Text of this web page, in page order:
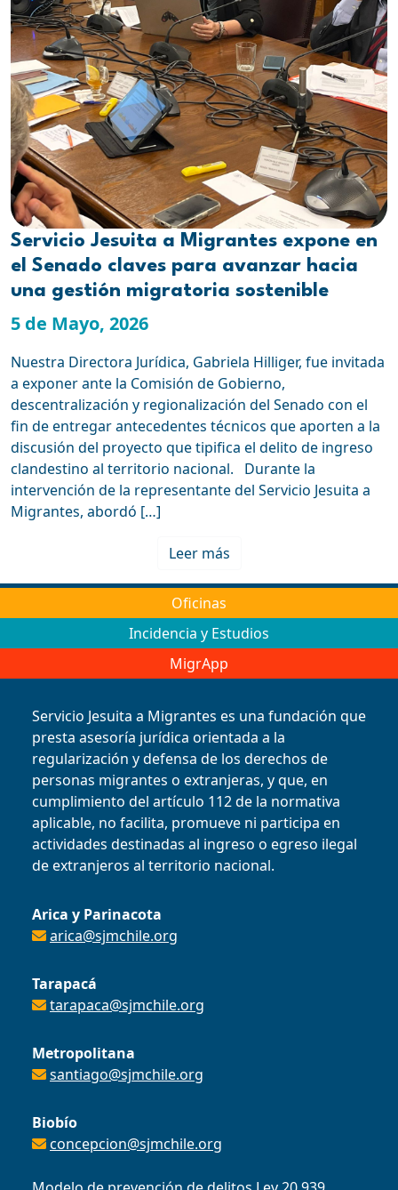
Servicio Jesuita a Migrantes expone en
el Senado claves para avanzar hacia
una gestión migratoria sostenible
5 de Mayo, 2026
Nuestra Directora Jurídica, Gabriela Hilliger, fue invitada
a exponer ante la Comisión de Gobierno,
descentralización y regionalización del Senado con el
fin de entregar antecedentes técnicos que aporten a la
discusión del proyecto que tipifica el delito de ingreso
clandestino al territorio nacional. Durante la
intervención de la representante del Servicio Jesuita a
Migrantes, abordó […]
Leer más
Oficinas
Incidencia y Estudios
MigrApp
Servicio Jesuita a Migrantes es una fundación que
presta asesoría jurídica orientada a la
regularización y defensa de los derechos de
personas migrantes o extranjeras, y que, en
cumplimiento del artículo 112 de la normativa
aplicable, no facilita, promueve ni participa en
actividades destinadas al ingreso o egreso ilegal
de extranjeros al territorio nacional.
Arica y Parinacota
arica@sjmchile.org
Tarapacá
tarapaca@sjmchile.org
Metropolitana
santiago@sjmchile.org
Biobío
concepcion@sjmchile.org